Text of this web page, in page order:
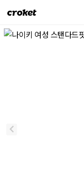
크
켓